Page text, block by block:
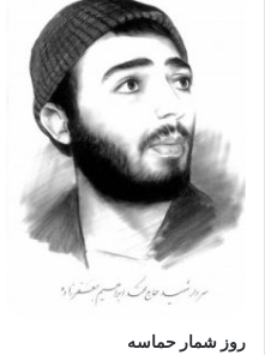
روز شمار حماسه